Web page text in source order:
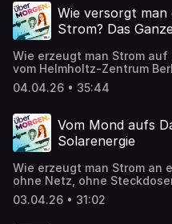
beeinflussen? Wo lassen
sparen? Und welche
auch ohne großes Budget?
Wie versorgt
Strom? Das
Wie erzeugt man Strom auf
vom Helmholtz-Zentrum
Universität Potsdam
leben und arbeiten
Energiesysteme und ganz
überhaupt organisiert wird.
04.04.26 • 35:44
Vom Mond aufs
Solarenergie
Wie erzeugt man Strom an
ohne Netz, ohne
Atmosphäre? Professor
Berlin und Dr. Felix Lang
03.04.26 • 31:02